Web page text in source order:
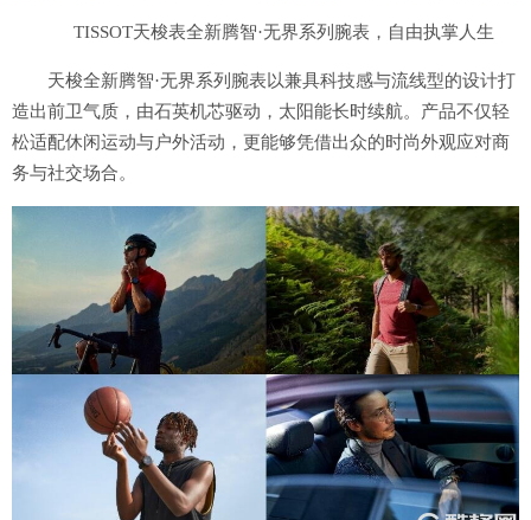
TISSOT天梭表全新腾智·无界系列腕表，自由执掌人生
天梭全新腾智·无界系列腕表以兼具科技感与流线型的设计打
造出前卫气质，由石英机芯驱动，太阳能长时续航。产品不仅轻
松适配休闲运动与户外活动，更能够凭借出众的时尚外观应对商
务与社交场合。